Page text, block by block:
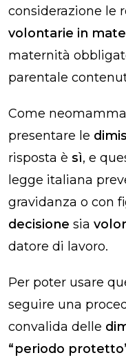
considerazione le
volontarie in
maternità
parentale
Come
presentare le
risposta è sì, e
legge italiana
gravidanza o con
decisione sia
datore di lavoro.
Per poter usare
seguire una
convalida delle
“periodo